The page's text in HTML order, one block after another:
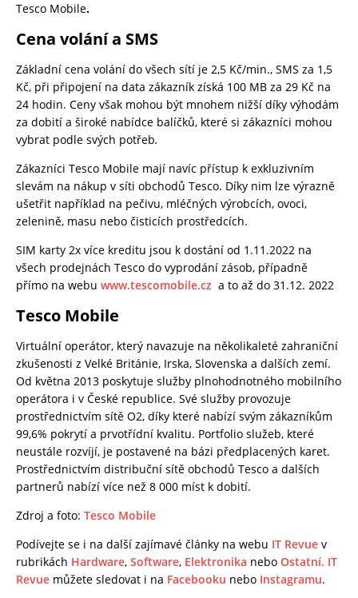
Tesco Mobile.
Cena volání a SMS
Základní cena volání do všech sítí je 2,5 Kč/min., SMS za 1,5
Kč, při připojení na data zákazník získá 100 MB za 29 Kč na
24 hodin. Ceny však mohou být mnohem nižší díky výhodám
za dobití a široké nabídce balíčků, které si zákazníci mohou
vybrat podle svých potřeb.
Zákazníci Tesco Mobile mají navíc přístup k exkluzivním
slevám na nákup v síti obchodů Tesco. Díky nim lze výrazně
ušetřit například na pečivu, mléčných výrobcích, ovoci,
zelenině, masu nebo čisticích prostředcích.
SIM karty 2x více kreditu jsou k dostání od 1.11.2022 na
všech prodejnách Tesco do vyprodání zásob, případně
přímo na webu www.tescomobile.cz a to až do 31.12. 2022
Tesco Mobile
Virtuální operátor, který navazuje na několikaleté zahraniční
zkušenosti z Velké Británie, Irska, Slovenska a dalších zemí.
Od května 2013 poskytuje služby plnohodnotného mobilního
operátora i v České republice. Své služby provozuje
prostřednictvím sítě O2, díky které nabízí svým zákazníkům
99,6% pokrytí a prvotřídní kvalitu. Portfolio služeb, které
neustále rozvíjí, je postavené na bázi předplacených karet.
Prostřednictvím distribuční sítě obchodů Tesco a dalších
partnerů nabízí více než 8 000 míst k dobití.
Zdroj a foto: Tesco Mobile
Podívejte se i na další zajímavé články na webu IT Revue v
rubrikách Hardware, Software, Elektronika nebo Ostatní. IT
Revue můžete sledovat i na Facebooku nebo Instagramu.